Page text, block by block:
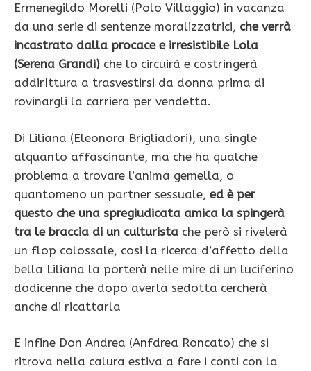
Ermenegildo Morelli (Polo Villaggio) in vacanza
da una serie di sentenze moralizzatrici, che verrà
incastrato dalla procace e irresistibile Lola
(Serena Grandi) che lo circuirà e costringerà
addirIttura a trasvestirsi da donna prima di
rovinargli la carriera per vendetta.
Di Liliana (Eleonora Brigliadori), una single
alquanto affascinante, ma che ha qualche
problema a trovare l’anima gemella, o
quantomeno un partner sessuale, ed è per
questo che una spregiudicata amica la spingerà
tra le braccia di un culturista che però si rivelerà
un flop colossale, cosi la ricerca d’affetto della
bella Liliana la porterà nelle mire di un luciferino
dodicenne che dopo averla sedotta cercherà
anche di ricattarla
E infine Don Andrea (Anfdrea Roncato) che si
ritrova nella calura estiva a fare i conti con la